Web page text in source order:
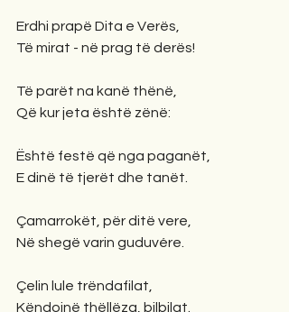
Erdhi prapë Dita e Verës,
Të mirat - në prag të derës!
Të parët na kanë thënë,
Që kur jeta është zënë:
Është festë që nga paganët,
E dinë të tjerët dhe tanët.
Çamarrokët, për ditë vere,
Në shegë varin guduvére.
Çelin lule trëndafilat,
Këndojnë thëllëza, bilbilat.